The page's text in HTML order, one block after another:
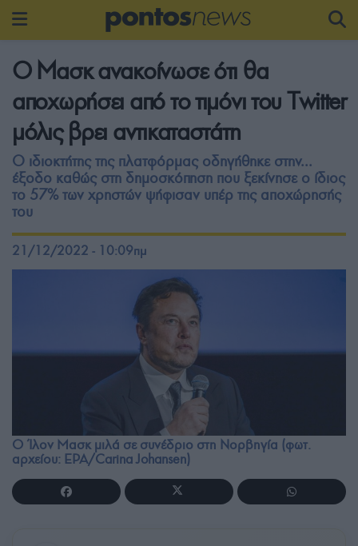
Ο Μασκ ανακοίνωσε ότι θα
αποχωρήσει από το τιμόνι του Twitter
μόλις βρει αντικαταστάτη
Ο ιδιοκτήτης της πλατφόρμας οδηγήθηκε στην...
έξοδο καθώς στη δημοσκόπηση που ξεκίνησε ο ίδιος
το 57% των χρηστών ψήφισαν υπέρ της αποχώρησής
του
21/12/2022 - 10:09πμ
Ο Ίλον Μασκ μιλά σε συνέδριο στη Νορβηγία (φωτ.
αρχείου: EPA/Carina Johansen)